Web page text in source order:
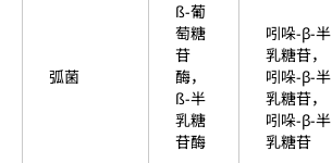
弧菌
ß-葡
萄糖
苷
酶，
ß-半
乳糖
苷酶
吲哚-β-半
乳糖苷，
吲哚-β-半
乳糖苷，
吲哚-β-半
乳糖苷